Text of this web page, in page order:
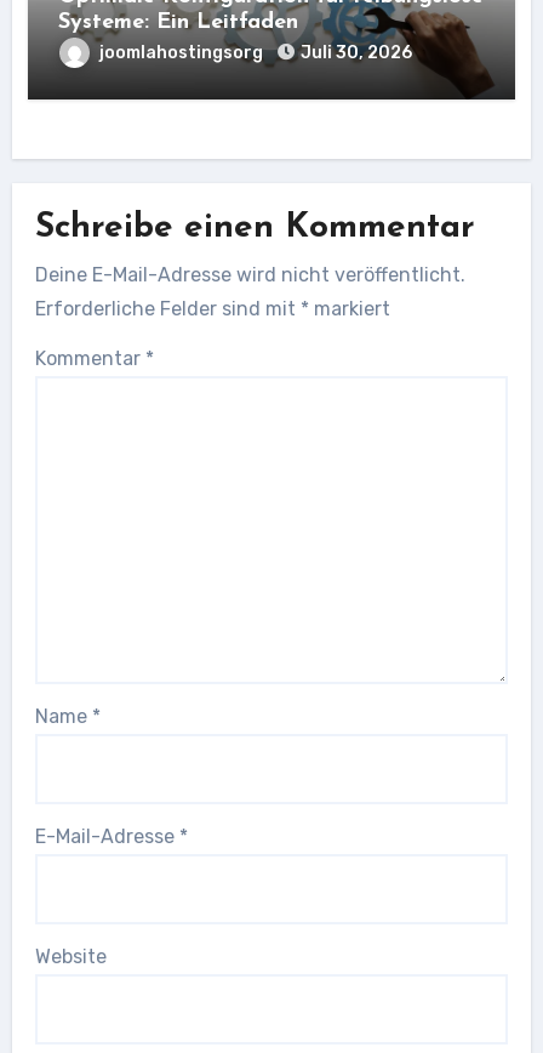
Systeme: Ein Leitfaden
joomlahostingsorg Juli 30, 2026
Schreibe einen Kommentar
Deine E-Mail-Adresse wird nicht veröffentlicht.
Erforderliche Felder sind mit * markiert
Kommentar *
Name *
E-Mail-Adresse *
Website